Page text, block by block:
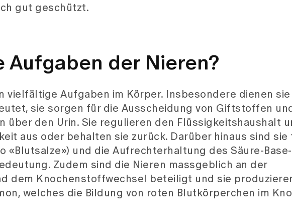
gut geschützt.
Aufgaben der Nieren?
vielfältige Aufgaben im Körper. Insbesondere dienen
sie sorgen für die Ausscheidung von Giftstoffen und
den Urin. Sie regulieren den Flüssigkeitshaushalt
aus oder behalten sie zurück. Darüber hinaus sind sie
«Blutsalze») und die Aufrechterhaltung des Säure-Base-
Zudem sind die Nieren massgeblich an der
dem Knochenstoffwechsel beteiligt und sie
welches die Bildung von roten Blutkörperchen im